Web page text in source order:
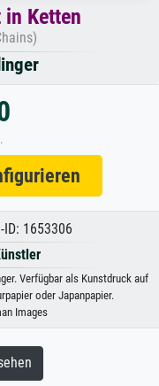
Ketten
1653306
Verfügbar als Kunstdruck auf
oder Japanpapier.
Images